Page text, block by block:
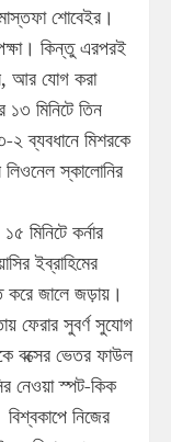
শোবেইর।
কিন্তু এরপরই
আর যোগ করা
মিনিটে তিন
২ ব্যবধানে মিশরকে
লিওনেল স্কালোনির
মিনিটে কর্নার
ইব্রাহিমের
করে জালে জড়ায়।
ফেরার সুবর্ণ সুযোগ
বক্সের ভেতর ফাউল
নেওয়া স্পট-কিক
নিজের